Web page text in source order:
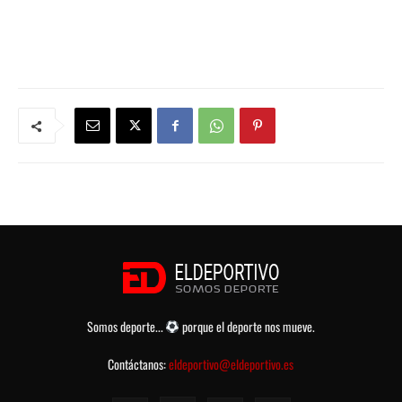
Somos deporte...
porque el deporte nos mueve.
Contáctanos:eldeportivo@eldeportivo.es